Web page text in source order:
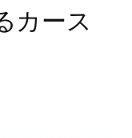
カース